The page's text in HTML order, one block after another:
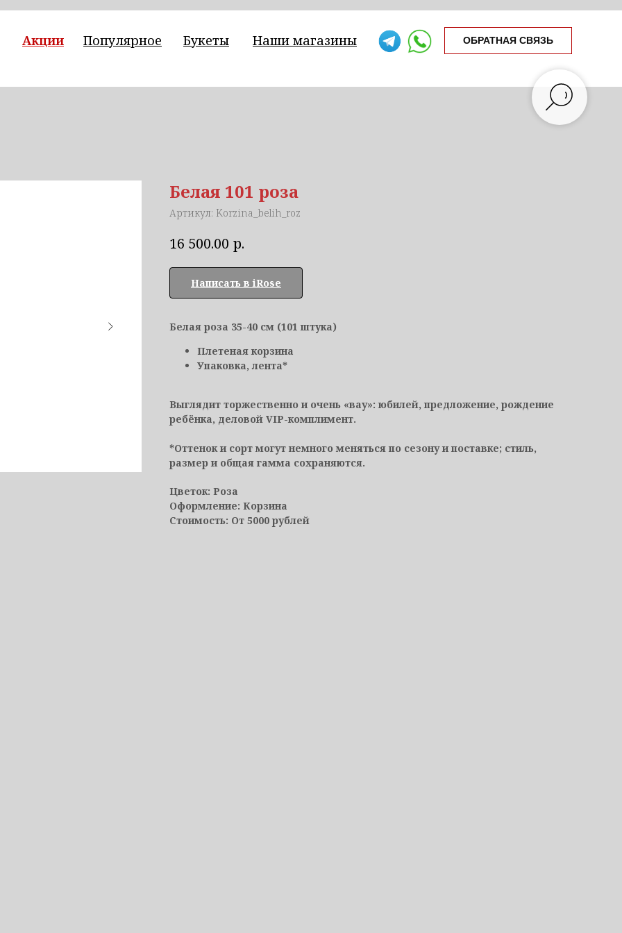
Акции Популярное Букеты Наши магазины ОБРАТНАЯ СВЯЗЬ
Белая 101 роза
Артикул: Korzina_belih_roz
16 500.00 р.
Написать в iRose
Белая роза 35-40 см (101 штука)
Плетеная корзина
Упаковка, лента*
Выглядит торжественно и очень «вау»: юбилей, предложение, рождение
ребёнка, деловой VIP-комплимент.
*Оттенок и сорт могут немного меняться по сезону и поставке; стиль,
размер и общая гамма сохраняются.
Цветок: Роза
Оформление: Корзина
Стоимость: От 5000 рублей